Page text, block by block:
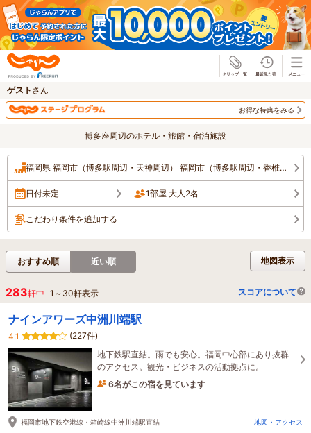
ゲスト さん
お得な特典をみる
博多座周辺のホテル・旅館・宿泊施設
福岡県 福岡市（博多駅周辺・天神周辺） 福岡市（博多駅周辺・香椎・海の中道）
日付未定 1部屋 大人2名
こだわり条件を追加する
地図表示
おすすめ順 近い順
283軒中 1 ～ 30軒表示 スコアについて
ナインアワーズ中洲川端駅
4.1
(227件)
地下鉄駅直結。雨でも安心。福岡中心部にあり抜群
のアクセス。観光・ビジネスの活動拠点に。
6名がこの宿を見ています
福岡市地下鉄空港線・箱崎線中洲川端駅直結 地図・アクセス